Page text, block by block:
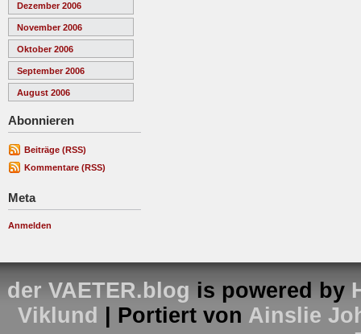
Dezember 2006
November 2006
Oktober 2006
September 2006
August 2006
Abonnieren
Beiträge (RSS)
Kommentare (RSS)
Meta
Anmelden
der VAETER.blog is powered by
Viklund
| Portiert von Ainslie